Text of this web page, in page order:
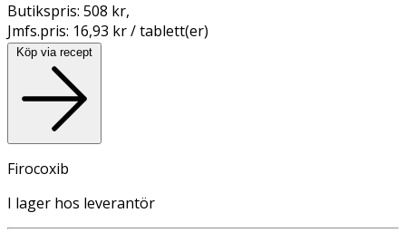
Butikspris: 508 kr,
Jmfs.pris: 16,93 kr / tablett(er)
Köp via recept
Firocoxib
I lager hos leverantör